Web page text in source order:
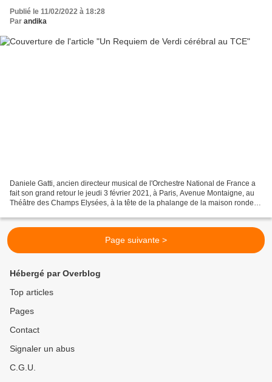
Publié le 11/02/2022 à 18:28
Par andika
Daniele Gatti, ancien directeur musical de l'Orchestre National de France a
fait son grand retour le jeudi 3 février 2021, à Paris, Avenue Montaigne, au
Théâtre des Champs Elysées, à la tête de la phalange de la maison ronde.
Page suivante >
Hébergé par Overblog
Top articles
Pages
Contact
Signaler un abus
C.G.U.